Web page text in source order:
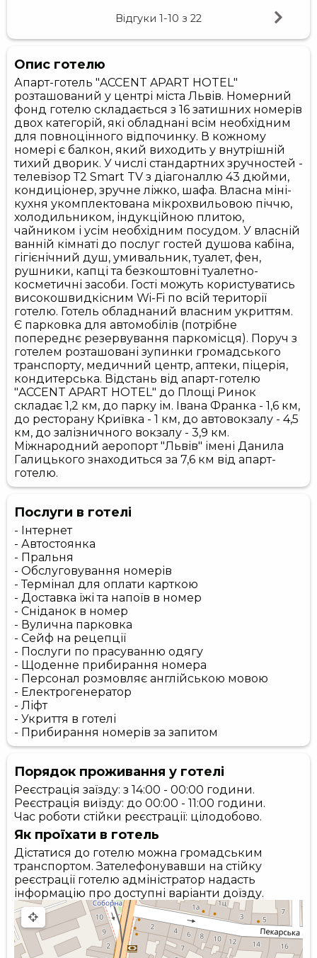
Відгуки 1-10 з 22
Опис готелю
Апарт-готель "ACCENT APART HOTEL"
розташований у центрі міста Львів. Номерний
фонд готелю складається з 16 затишних номерів
двох категорій, які обладнані всім необхідним
для повноцінного відпочинку. В кожному
номері є балкон, який виходить у внутрішній
тихий дворик. У числі стандартних зручностей -
телевізор Т2 Smart TV з діагоналлю 43 дюйми,
кондиціонер, зручне ліжко, шафа. Власна міні-
кухня укомплектована мікрохвильовою піччю,
холодильником, індукційною плитою,
чайником і усім необхідним посудом. У власній
ванній кімнаті до послуг гостей душова кабіна,
гігієнічний душ, умивальник, туалет, фен,
рушники, капці та безкоштовні туалетно-
косметичні засоби. Гості можуть користуватись
високошвидкісним Wi-Fi по всій території
готелю. Готель обладнаний власним укриттям.
Є парковка для автомобілів (потрібне
попереднє резервування паркомісця). Поруч з
готелем розташовані зупинки громадського
транспорту, медичний центр, аптеки, піцерія,
кондитерська. Відстань від апарт-готелю
"ACCENT APART HOTEL" до Площі Ринок
складає 1,2 км, до парку ім. Івана Франка - 1,6 км,
до ресторану Криївка - 1 км, до автовокзалу - 4,5
км, до залізничного вокзалу - 3,9 км.
Міжнародний аеропорт "Львів" імені Данила
Галицького знаходиться за 7,6 км від апарт-
готелю.
Послуги в готелі
- Інтернет
- Автостоянка
- Пральня
- Обслуговування номерів
- Термінал для оплати карткою
- Доставка їжі та напоїв в номер
- Сніданок в номер
- Вулична парковка
- Сейф на рецепції
- Послуги по прасуванню одягу
- Щоденне прибирання номера
- Персонал розмовляє англійською мовою
- Електрогенератор
- Ліфт
- Укриття в готелі
- Прибирання номерів за запитом
Порядок проживання у готелі
Реєстрація заїзду: з 14:00 - 00:00 години.
Реєстрація виїзду: до 00:00 - 11:00 години.
Час роботи стійки реєстрації: цілодобово.
Як проїхати в готель
Дістатися до готелю можна громадським
транспортом. Зателефонувавши на стійку
реєстрації готелю адміністратор надасть
інформацію про доступні варіанти доїзду.